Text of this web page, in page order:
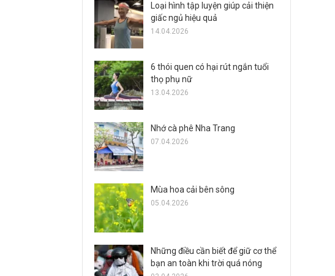
Loại hình tập luyện giúp cải thiện
giấc ngủ hiệu quả
14.04.2026
6 thói quen có hại rút ngắn tuổi
thọ phụ nữ
13.04.2026
Nhớ cà phê Nha Trang
07.04.2026
Mùa hoa cải bên sông
05.04.2026
Những điều cần biết để giữ cơ thể
bạn an toàn khi trời quá nóng